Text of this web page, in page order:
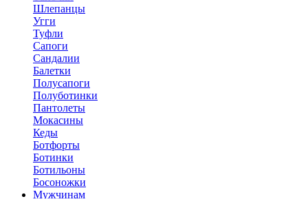
Шлепанцы
Угги
Туфли
Сапоги
Сандалии
Балетки
Полусапоги
Полуботинки
Пантолеты
Мокасины
Кеды
Ботфорты
Ботинки
Ботильоны
Босоножки
Мужчинам